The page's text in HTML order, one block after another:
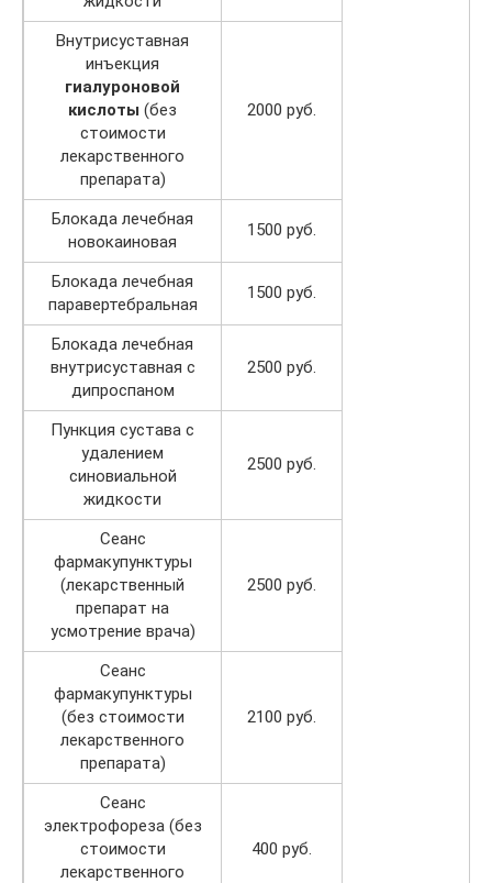
Внутрисуставная
инъекция
гиалуроновой
кислоты (без
стоимости
лекарственного
препарата)
2000 руб.
Блокада лечебная
новокаиновая
1500 руб.
Блокада лечебная
паравертебральная
1500 руб.
Блокада лечебная
внутрисуставная с
дипроспаном
2500 руб.
Пункция сустава с
удалением
синовиальной
жидкости
2500 руб.
Сеанс
фармакупунктуры
(лекарственный
препарат на
усмотрение врача)
2500 руб.
Сеанс
фармакупунктуры
(без стоимости
лекарственного
препарата)
2100 руб.
Сеанс
электрофореза (без
стоимости
лекарственного
400 руб.